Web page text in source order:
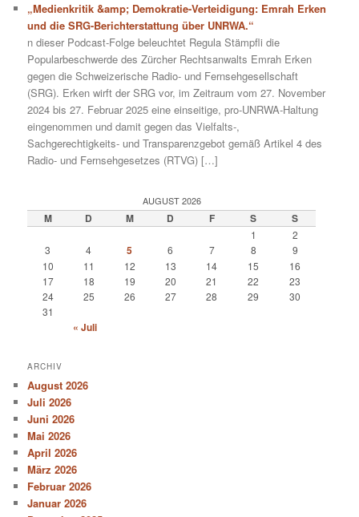
„Medienkritik &amp; Demokratie-Verteidigung: Emrah Erken
und die SRG-Berichterstattung über UNRWA.“
n dieser Podcast-Folge beleuchtet Regula Stämpfli die
Popularbeschwerde des Zürcher Rechtsanwalts Emrah Erken
gegen die Schweizerische Radio- und Fernsehgesellschaft
(SRG). Erken wirft der SRG vor, im Zeitraum vom 27. November
2024 bis 27. Februar 2025 eine einseitige, pro-UNRWA-Haltung
eingenommen und damit gegen das Vielfalts-,
Sachgerechtigkeits- und Transparenzgebot gemäß Artikel 4 des
Radio- und Fernsehgesetzes (RTVG) […]
AUGUST 2026
M D M D F S S
1
2
3
4 5 6 7 8
9
10
11 12 13 14 15
16
17
18 19 20 21 22
23
24
25 26 27 28 29
30
31
« Juli
ARCHIV
August 2026
Juli 2026
Juni 2026
Mai 2026
April 2026
März 2026
Februar 2026
Januar 2026